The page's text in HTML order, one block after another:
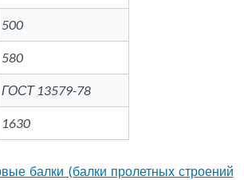
500
580
ГОСТ 13579-78
1630
балки (балки пролетных строений